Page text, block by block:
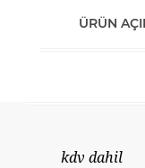
ÜRÜN
kdv dahil